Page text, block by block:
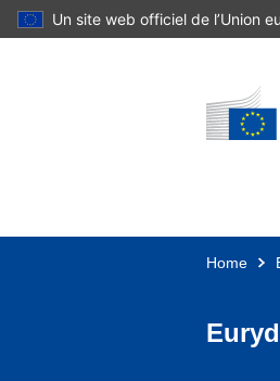
Skip to main content
Un site web officiel de l’Union
Home